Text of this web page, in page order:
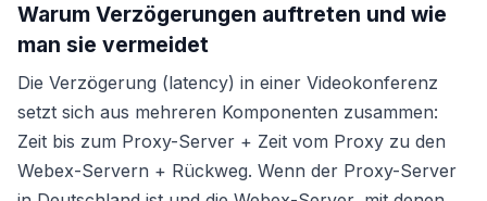
Warum Verzögerungen auftreten und wie
man sie vermeidet
Die Verzögerung (latency) in einer Videokonferenz
setzt sich aus mehreren Komponenten zusammen:
Zeit bis zum Proxy-Server + Zeit vom Proxy zu den
Webex-Servern + Rückweg. Wenn der Proxy-Server